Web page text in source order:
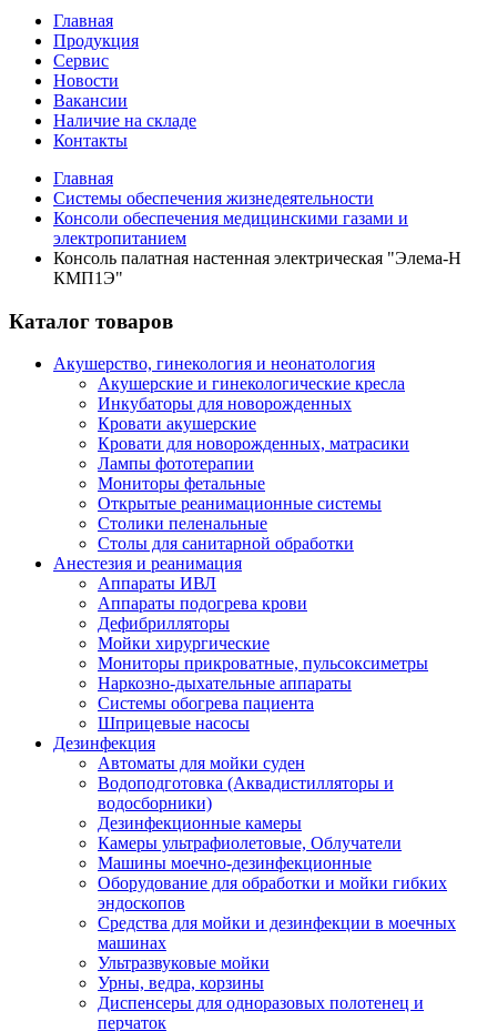
Главная
Продукция
Сервис
Новости
Вакансии
Наличие на складе
Контакты
Главная
Системы обеспечения жизнедеятельности
Консоли обеспечения медицинскими газами и
электропитанием
Консоль палатная настенная электрическая "Элема-Н
КМП1Э"
Каталог товаров
Акушерство, гинекология и неонатология
Акушерские и гинекологические креслa
Инкубаторы для новорожденных
Кровати акушерские
Кровати для новорожденных, матрасики
Лампы фототерапии
Мониторы фетальные
Открытые реанимационные системы
Столики пеленальные
Столы для санитарной обработки
Анестезия и реанимация
Аппараты ИВЛ
Аппараты подогрева крови
Дефибрилляторы
Мойки хирургические
Мониторы прикроватные, пульсоксиметры
Наркозно-дыхательные аппараты
Системы обогрева пациента
Шприцевые насосы
Дезинфекция
Автоматы для мойки суден
Водоподготовка (Аквадистилляторы и
водосборники)
Дезинфекционные камеры
Камеры ультрафиолетовые, Облучатели
Машины моечно-дезинфекционные
Оборудование для обработки и мойки гибких
эндоскопов
Средства для мойки и дезинфекции в моечных
машинах
Ультразвуковые мойки
Урны, ведра, корзины
Диспенсеры для одноразовых полотенец и
перчаток